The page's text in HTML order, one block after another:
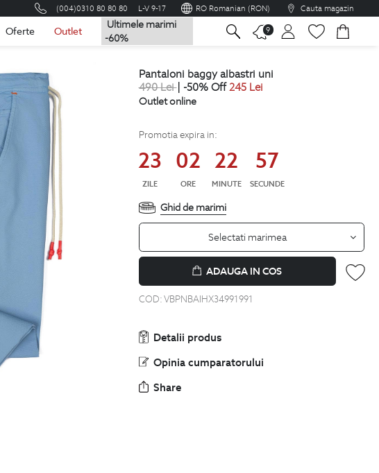
(004)0310 80 80 80 L-V 9-17 RO Romanian (RON) Cauta magazin
Oferte Outlet
Ultimele marimi
-60%
9
Romana
490Lei| -50% Off 245Lei
Outlet online
23 02 22 56
Detalii produs
Opinia cumparatorului